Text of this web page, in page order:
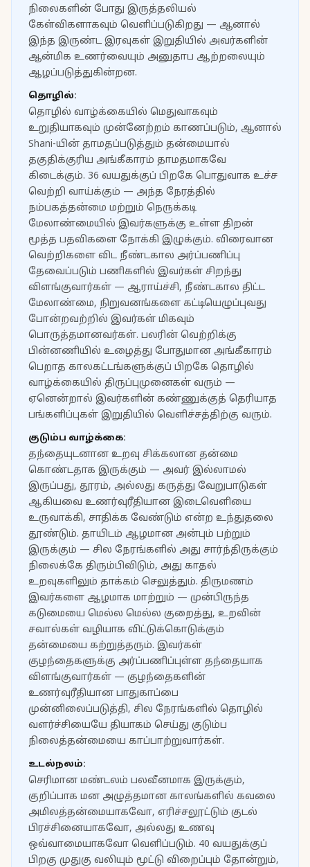
நிலைகளின் போது இருத்தலியல்
கேள்விகளாகவும் வெளிப்படுகிறது — ஆனால்
இந்த இருண்ட இரவுகள் இறுதியில் அவர்களின்
ஆன்மிக உணர்வையும் அனுதாப ஆற்றலையும்
ஆழப்படுத்துகின்றன.
தொழில்:
தொழில் வாழ்க்கையில் மெதுவாகவும்
உறுதியாகவும் முன்னேற்றம் காணப்படும், ஆனால்
Shani-யின் தாமதப்படுத்தும் தன்மையால்
தகுதிக்குரிய அங்கீகாரம் தாமதமாகவே
கிடைக்கும். 36 வயதுக்குப் பிறகே பொதுவாக உச்ச
வெற்றி வாய்க்கும் — அந்த நேரத்தில்
நம்பகத்தன்மை மற்றும் நெருக்கடி
மேலாண்மையில் இவர்களுக்கு உள்ள திறன்
மூத்த பதவிகளை நோக்கி இழுக்கும். விரைவான
வெற்றிகளை விட நீண்டகால அர்ப்பணிப்பு
தேவைப்படும் பணிகளில் இவர்கள் சிறந்து
விளங்குவார்கள் — ஆராய்ச்சி, நீண்டகால திட்ட
மேலாண்மை, நிறுவனங்களை கட்டியெழுப்புவது
போன்றவற்றில் இவர்கள் மிகவும்
பொருத்தமானவர்கள். பலரின் வெற்றிக்கு
பின்னணியில் உழைத்து போதுமான அங்கீகாரம்
பெறாத காலகட்டங்களுக்குப் பிறகே தொழில்
வாழ்க்கையில் திருப்புமுனைகள் வரும் —
ஏனென்றால் இவர்களின் கண்ணுக்குத் தெரியாத
பங்களிப்புகள் இறுதியில் வெளிச்சத்திற்கு வரும்.
குடும்ப வாழ்க்கை:
தந்தையுடனான உறவு சிக்கலான தன்மை
கொண்டதாக இருக்கும் — அவர் இல்லாமல்
இருப்பது, தூரம், அல்லது கருத்து வேறுபாடுகள்
ஆகியவை உணர்வுரீதியான இடைவெளியை
உருவாக்கி, சாதிக்க வேண்டும் என்ற உந்துதலை
தூண்டும். தாயிடம் ஆழமான அன்பும் பற்றும்
இருக்கும் — சில நேரங்களில் அது சார்ந்திருக்கும்
நிலைக்கே திரும்பிவிடும், அது காதல்
உறவுகளிலும் தாக்கம் செலுத்தும். திருமணம்
இவர்களை ஆழமாக மாற்றும் — முன்பிருந்த
கடுமையை மெல்ல மெல்ல குறைத்து, உறவின்
சவால்கள் வழியாக விட்டுக்கொடுக்கும்
தன்மையை கற்றுத்தரும். இவர்கள்
குழந்தைகளுக்கு அர்ப்பணிப்புள்ள தந்தையாக
விளங்குவார்கள் — குழந்தைகளின்
உணர்வுரீதியான பாதுகாப்பை
முன்னிலைப்படுத்தி, சில நேரங்களில் தொழில்
வளர்ச்சியையே தியாகம் செய்து குடும்ப
நிலைத்தன்மையை காப்பாற்றுவார்கள்.
உடல்நலம்:
செரிமான மண்டலம் பலவீனமாக இருக்கும்,
குறிப்பாக மன அழுத்தமான காலங்களில் கவலை
அமிலத்தன்மையாகவோ, எரிச்சலூட்டும் குடல்
பிரச்சினையாகவோ, அல்லது உணவு
ஒவ்வாமையாகவோ வெளிப்படும். 40 வயதுக்குப்
பிறகு முதுகு வலியும் மூட்டு விறைப்பும் தோன்றும்,